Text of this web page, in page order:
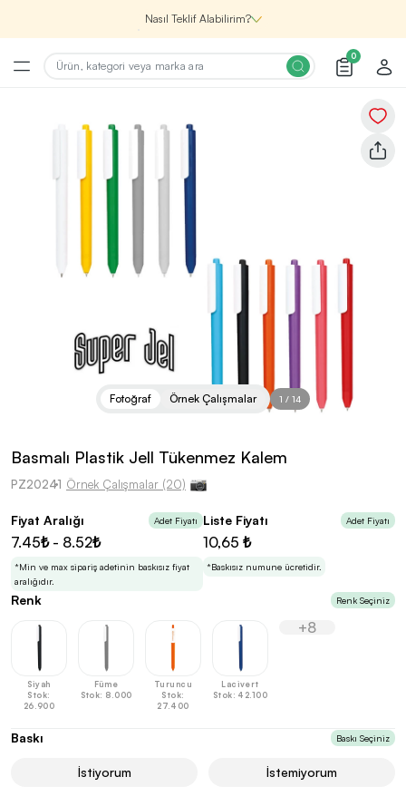
Nasıl Teklif Alabilirim?
Promosyon Ürünlerini Bul!
Şirketin için ihtiyacın olan farklı kategorilerde
binlerce kaliteli ve yenilikçi ürünü, seçkin marka ve
üretici firma garantisi ile Promozone’da
Renk, Baskı ve Adet
Seçimini Yap!
Promosyon ürününü özelleştirmek için renk, baskı
yönü ve adet gibi detayları seçerek, teklif adımına
geçmeden önce tüm tercihlerine uygun seçenekleri
En Uygun Fiyatlarla
Teklif Al!
3 Promozone’da bulduktan sonra, uzman ekibimiz
sadece sitemiz üzerinden teklif almanı bekliyor.
Sonraki Adıma İlerle
0
Basmalı Plastik Jell Tükenmez Kalem
PZ20241 Örnek Çalışmalar (20)
Fotoğraf Örnek Çalışmalar 1 / 14
Fiyat Aralığı Adet Fiyatı
7.45₺ - 8.52₺
*Min ve max sipariş adetinin baskısız fiyat
aralığıdır.
Liste Fiyatı Adet Fiyatı
10,65 ₺
*Baskısız numune ücretidir.
Renk Renk Seçiniz
Siyah
Stok:
26.900
Füme
Stok: 8.000
Turuncu
Stok:
27.400
Lacivert
Stok: 42.100
+8
Baskı Baskı Seçiniz
İstiyorum İstemiyorum